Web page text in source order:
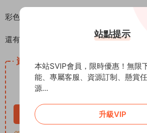
彩色網名等等
還有很多,所以小編就不一一介紹了
資源下載
下載價格 10 ADD
立即購買
站點提示
本站SVIP會員，限時優惠！無限
能、專屬客服、資源訂制、懸賞
源...
升級VIP